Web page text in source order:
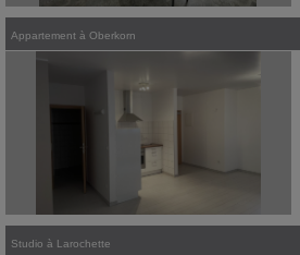
Appartement à Oberkorn
Studio à Larochette